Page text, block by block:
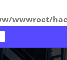
wwwroot/